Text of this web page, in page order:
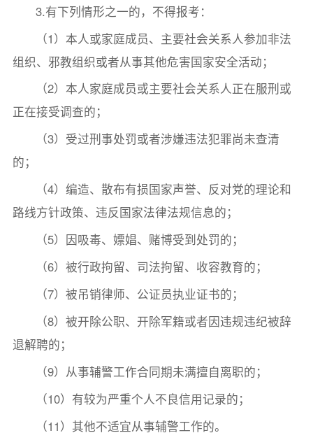
3.有下列情形之一的，不得报考：
（1）本人或家庭成员、主要社会关系人参加非法
组织、邪教组织或者从事其他危害国家安全活动；
（2）本人家庭成员或主要社会关系人正在服刑或
正在接受调查的；
（3）受过刑事处罚或者涉嫌违法犯罪尚未查清
的；
（4）编造、散布有损国家声誉、反对党的理论和
路线方针政策、违反国家法律法规信息的；
（5）因吸毒、嫖娼、赌博受到处罚的；
（6）被行政拘留、司法拘留、收容教育的；
（7）被吊销律师、公证员执业证书的；
（8）被开除公职、开除军籍或者因违规违纪被辞
退解聘的；
（9）从事辅警工作合同期未满擅自离职的；
（10）有较为严重个人不良信用记录的；
（11）其他不适宜从事辅警工作的。